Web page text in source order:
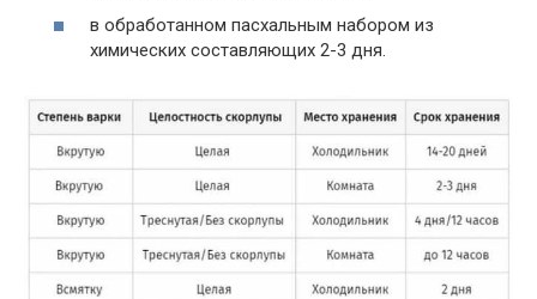
в обработанном пасхальным набором из
химических составляющих 2-3 дня.